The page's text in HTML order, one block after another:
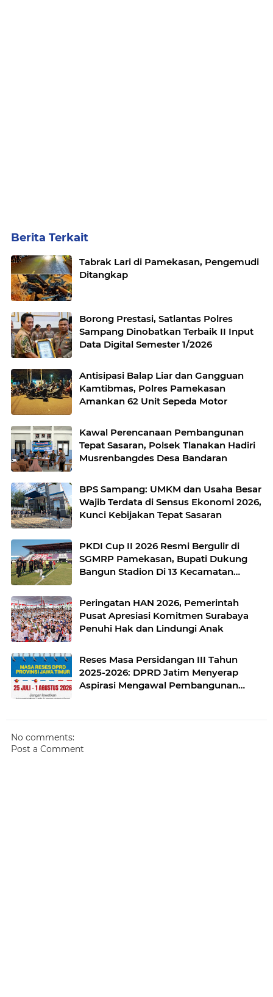
Berita Terkait
Tabrak Lari di Pamekasan, Pengemudi
Ditangkap
Borong Prestasi, Satlantas Polres
Sampang Dinobatkan Terbaik II Input
Data Digital Semester 1/2026
Antisipasi Balap Liar dan Gangguan
Kamtibmas, Polres Pamekasan
Amankan 62 Unit Sepeda Motor
Kawal Perencanaan Pembangunan
Tepat Sasaran, Polsek Tlanakan Hadiri
Musrenbangdes Desa Bandaran
BPS Sampang: UMKM dan Usaha Besar
Wajib Terdata di Sensus Ekonomi 2026,
Kunci Kebijakan Tepat Sasaran
PKDI Cup II 2026 Resmi Bergulir di
SGMRP Pamekasan, Bupati Dukung
Bangun Stadion Di 13 Kecamatan
Peringatan HAN 2026, Pemerintah
Pusat Apresiasi Komitmen Surabaya
Penuhi Hak dan Lindungi Anak
Reses Masa Persidangan III Tahun
2025-2026: DPRD Jatim Menyerap
Aspirasi Mengawal Pembangunan
No comments:
Post a Comment